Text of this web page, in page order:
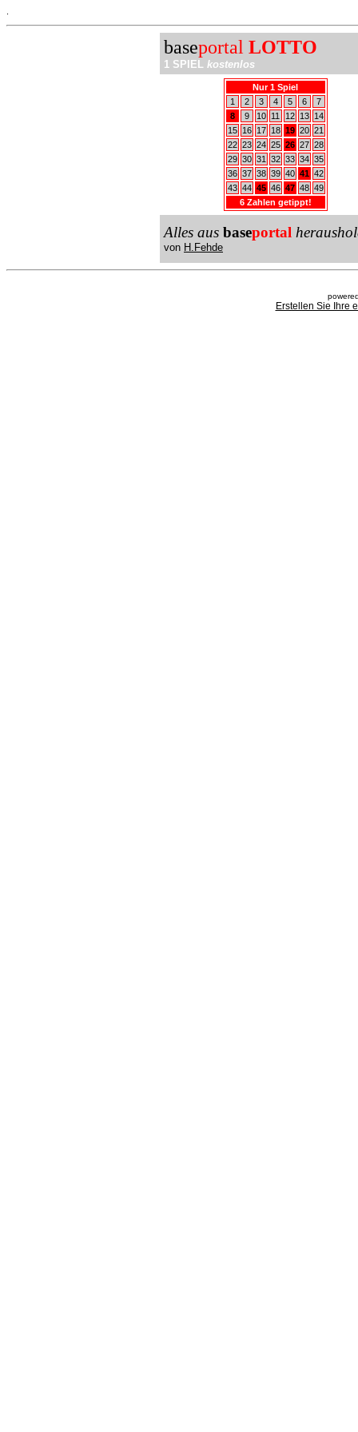
baseportal LOTTO
1 SPIEL kostenlos
Nur 1 Spiel
1
2 3 4 5 6
7
8
9 10 11 12 13
14
15
16 17 18 19 20 21
22 23 24 25 26 27 28
29 30 31 32 33 34 35
36 37 38 39 40 41 42
43 44 45 46 47 48 49
6 Zahlen getippt!
Alles aus baseportal
von H.Fehde
Erstellen Sie Ihre